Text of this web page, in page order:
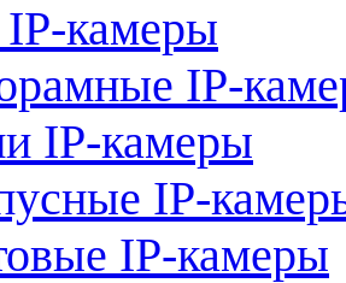
камеры
IP-
IP-камеры
IP-
IP-камеры